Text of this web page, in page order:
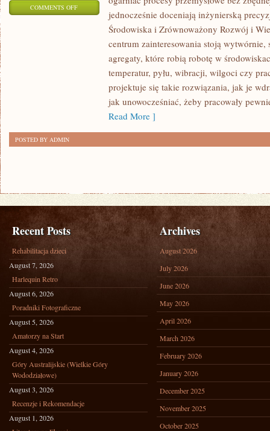
COMMENTS OFFON
PRZEMYSŁ
jednocześnie doceniają inżynierską
Środowiska i Zrównoważony Rozwój i
centrum zainteresowania stoją wytwórnie,
agregaty, które robią robotę w
temperatur, pyłu, wibracji, wilgoci czy
projektuje się takie rozwiązania, jak je
jak unowocześniać, żeby pracowały
Read More ]
POSTED BY ADMIN
Recent Posts
Rehabilitacja dzieci
August 7, 2026
Harlequin Retro
August 6, 2026
Poradniki Fotograficzne
August 5, 2026
Amatorzy na Start
August 4, 2026
Góry Australijskie (Wielkie Góry
Wododziałowe)
August 3, 2026
Recenzje i Rekomendacje
August 1, 2026
Archives
August 2026
July 2026
June 2026
May 2026
April 2026
March 2026
February 2026
January 2026
December 2025
November 2025
October 2025